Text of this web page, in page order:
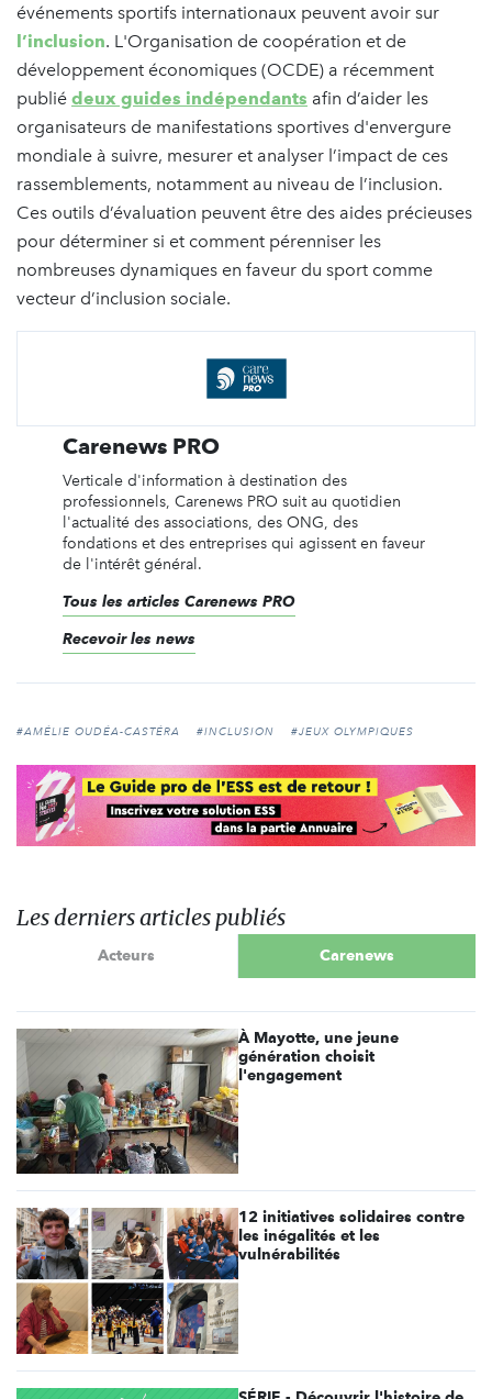
événements sportifs internationaux peuvent avoir sur
l’inclusion. L'Organisation de coopération et de
développement économiques (OCDE) a récemment
publié deux guides indépendants afin d’aider les
organisateurs de manifestations sportives d'envergure
mondiale à suivre, mesurer et analyser l’impact de ces
rassemblements, notamment au niveau de l’inclusion.
Ces outils d’évaluation peuvent être des aides précieuses
pour déterminer si et comment pérenniser les
nombreuses dynamiques en faveur du sport comme
vecteur d’inclusion sociale.
Carenews PRO
Verticale d'information à destination des
professionnels, Carenews PRO suit au quotidien
l'actualité des associations, des ONG, des
fondations et des entreprises qui agissent en faveur
de l'intérêt général.
Tous les articles Carenews PRO
Recevoir les news
#AMÉLIE OUDÉA-CASTÉRA #INCLUSION #JEUX OLYMPIQUES
Les derniers articles publiés
Acteurs Carenews
À Mayotte, une jeune
génération choisit
l'engagement
12 initiatives solidaires contre
les inégalités et les
vulnérabilités